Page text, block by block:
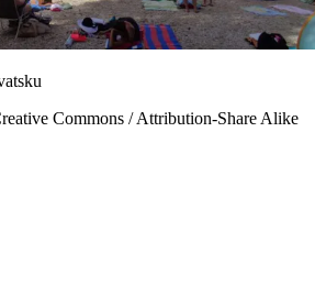
Commons / Attribution-Share Alike